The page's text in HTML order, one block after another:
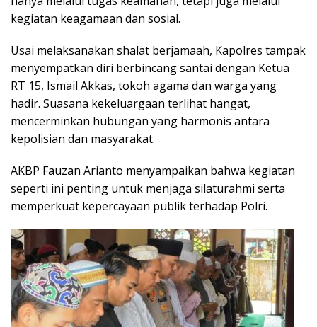
kegiatan keagamaan dan sosial.
Usai melaksanakan shalat berjamaah, Kapolres tampak
menyempatkan diri berbincang santai dengan Ketua
RT 15, Ismail Akkas, tokoh agama dan warga yang
hadir. Suasana kekeluargaan terlihat hangat,
mencerminkan hubungan yang harmonis antara
kepolisian dan masyarakat.
AKBP Fauzan Arianto menyampaikan bahwa kegiatan
seperti ini penting untuk menjaga silaturahmi serta
memperkuat kepercayaan publik terhadap Polri.